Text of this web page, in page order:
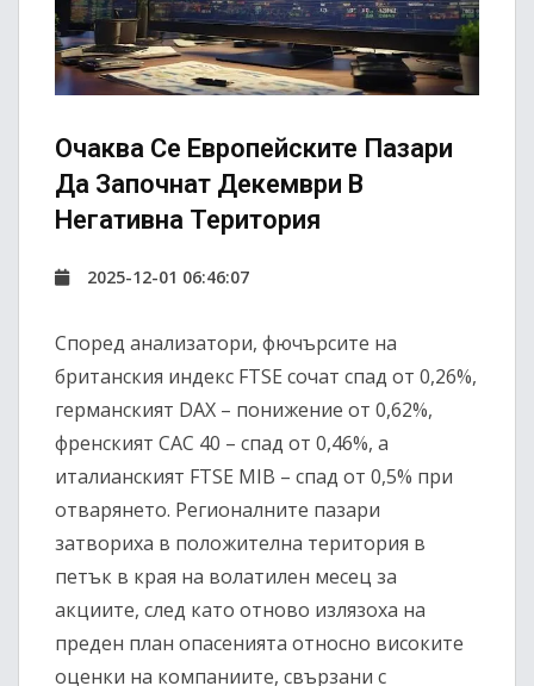
Очаква Се Европейските Пазари
Да Започнат Декември В
Негативна Територия
2025-12-01 06:46:07
Според анализатори, фючърсите на
британския индекс FTSE сочат спад от 0,26%,
германският DAX – понижение от 0,62%,
френският CAC 40 – спад от 0,46%, а
италианският FTSE MIB – спад от 0,5% при
отварянето. Регионалните пазари
затвориха в положителна територия в
петък в края на волатилен месец за
акциите, след като отново излязоха на
преден план опасенията относно високите
оценки на компаниите, свързани с